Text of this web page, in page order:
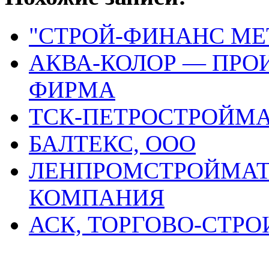
"СТРОЙ-ФИНАНС
АКВА-КОЛОР —
ФИРМА
ТСК-
БАЛТЕКС, ООО
КОМПАНИЯ
АСК, ТОРГОВО-